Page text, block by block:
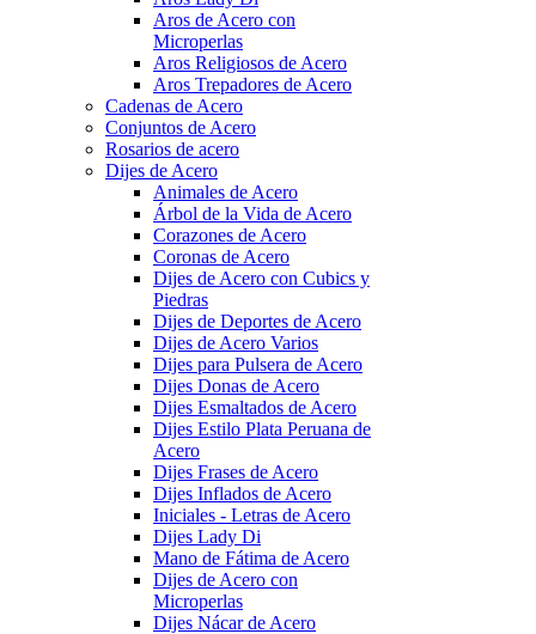
Aros de Acero con
Microperlas
Aros Religiosos de Acero
Aros Trepadores de Acero
Cadenas de Acero
Conjuntos de Acero
Rosarios de acero
Dijes de Acero
Animales de Acero
Árbol de la Vida de Acero
Corazones de Acero
Coronas de Acero
Dijes de Acero con Cubics y
Piedras
Dijes de Deportes de Acero
Dijes de Acero Varios
Dijes para Pulsera de Acero
Dijes Donas de Acero
Dijes Esmaltados de Acero
Dijes Estilo Plata Peruana de
Acero
Dijes Frases de Acero
Dijes Inflados de Acero
Iniciales - Letras de Acero
Dijes Lady Di
Mano de Fátima de Acero
Dijes de Acero con
Microperlas
Dijes Nácar de Acero